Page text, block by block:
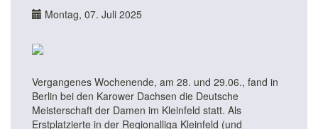
Montag, 07. Juli 2025
Vergangenes Wochenende, am 28. und 29.06., fand in
Berlin bei den Karower Dachsen die Deutsche
Meisterschaft der Damen im Kleinfeld statt. Als
Erstplatzierte in der Regionalliga Kleinfeld (und